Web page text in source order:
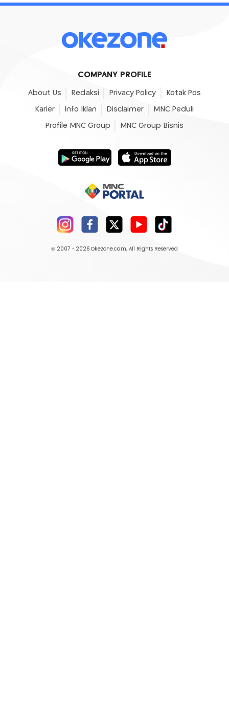
COMPANY PROFILE
About Us Redaksi Privacy Policy Kotak Pos
Karier Info Iklan Disclaimer MNC Peduli
Profile MNC Group MNC Group Bisnis
© 2007 - 2026 Okezone.com, All Rights Reserved